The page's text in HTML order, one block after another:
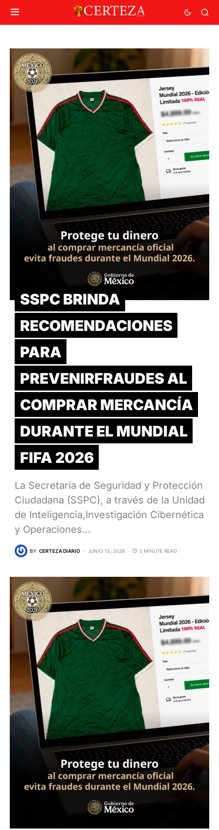
SSPC BRINDA
RECOMENDACIONES
PARA
PREVENIRFRAUDES AL
COMPRAR MERCANCÍA
DURANTE EL MUNDIAL
FIFA 2026
La Secretaría de Seguridad y Protección
Ciudadana (SSPC), a través de la Unidad
de Inteligencia,Investigación Cibernética
y Operaciones…
BY CERTEZA DIARIO JUNIO 15, 2026 2 MINUTE READ